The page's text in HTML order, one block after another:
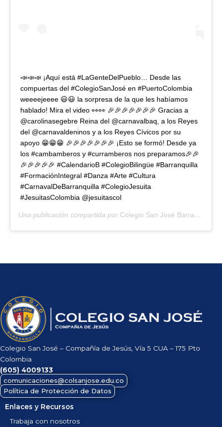
📣📣📣 ¡Aquí está #LaGenteDelPueblo… Desde las
compuertas del #ColegioSanJosé en #PuertoColombia
weeeejeeee 😃😃 la sorpresa de la que les habíamos
hablado! Mira el video 👀👀 🎉🎉🎉🎉🎉🎉🎉 Gracias a
@carolinasegebre Reina del @carnavalbaq, a los Reyes
del @carnavaldeninos y a los Reyes Cívicos por su
apoyo 😁😁😁 🎉🎉🎉🎉🎉🎉🎉 ¡Esto se formó! Desde ya
los #cambamberos y #curramberos nos preparamos🎉🎉
🎉🎉🎉🎉🎉 #CalendarioB #ColegioBilingüe #Barranquilla
#FormaciónIntegral #Danza #Arte #Cultura
#CarnavalDeBarranquilla #ColegioJesuita
#JesuitasColombia @jesuitascol
Una publicación compartida por Colegio San José Barranquilla
Colegio San José – Compañía de Jesús, Vía 5 CUA – 175 Pto
Colombia
(605) 4009133
comunicaciones@colsanjose.edu.co
Política de Protección de Datos
Enlaces y Recursos
Trabaja con nosotros